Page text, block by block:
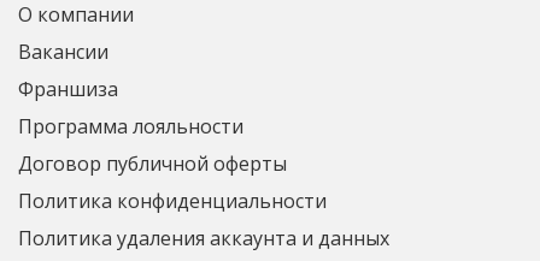
О компании
Вакансии
Франшиза
Программа лояльности
Договор публичной оферты
Политика конфиденциальности
Политика удаления аккаунта и данных